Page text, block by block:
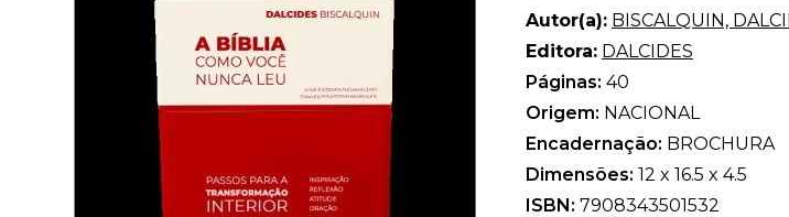
Autor(a): BISCALQUIN,
Editora: DALCIDES
Páginas: 40
Origem: NACIONAL
Encadernação: BROCHURA
Dimensões: 12 x 16.5 x 4.5
ISBN: 7908343501532